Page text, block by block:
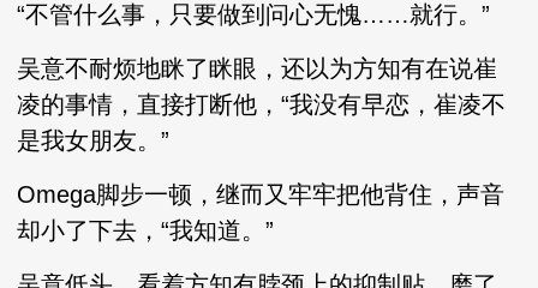
“不管什么事，只要做到问心无愧……就行。”
吴意不耐烦地眯了眯眼，还以为方知有在说崔
凌的事情，直接打断他，“我没有早恋，崔凌不
是我女朋友。”
Omega脚步一顿，继而又牢牢把他背住，声音
却小了下去，“我知道。”